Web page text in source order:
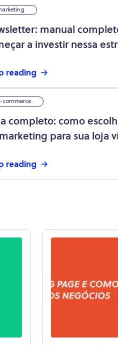
manual
a investir nessa
reading
commerce
completo: como
para sua loja
reading